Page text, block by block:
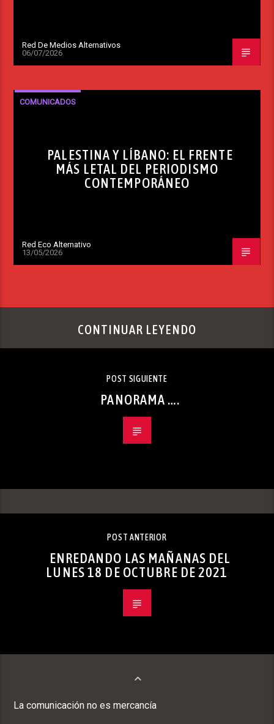
Red De Medios Alternativos
06/07/2026
COMUNICADOS
PALESTINA Y LÍBANO: EL FRENTE
MÁS LETAL DEL PERIODISMO
CONTEMPORÁNEO
Red Eco Alternativo
13/05/2026
CONTINUAR LEYENDO
POST SIGUIENTE
PANORAMA ….
POST ANTERIOR
ENREDANDO LAS MAÑANAS DEL
LUNES 18 DE OCTUBRE DE 2021
La comunicación no es mercancía